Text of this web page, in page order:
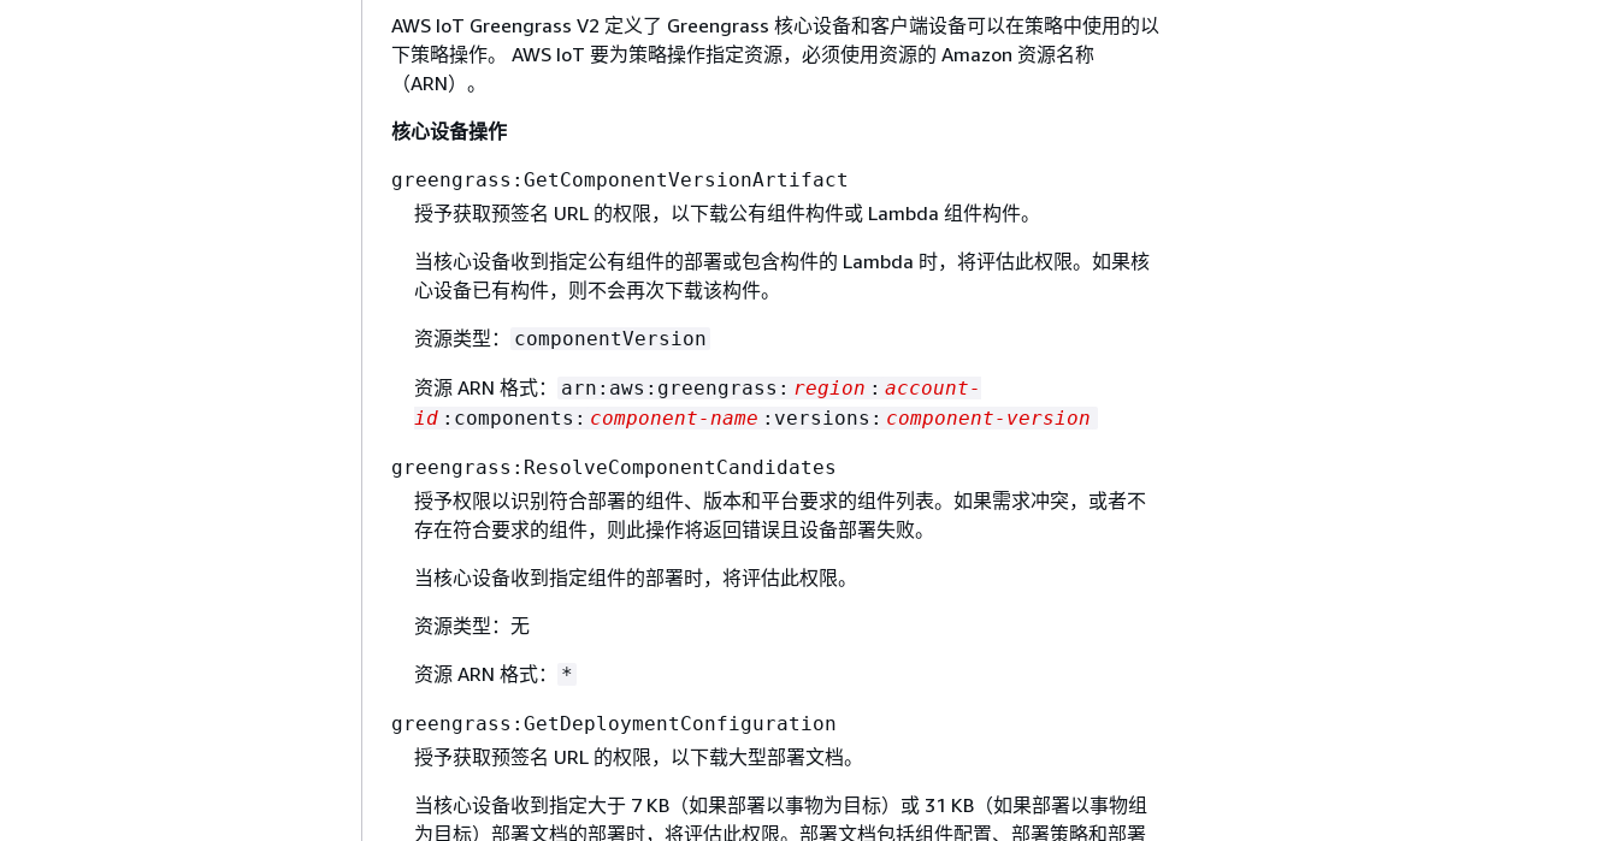
AWS IoT Greengrass V2 定义了 Greengrass 核心设备和客户端设备可以在策略中使用的以
下策略操作。 AWS IoT 要为策略操作指定资源，必须使用资源的 Amazon 资源名称
（ARN）。
核心设备操作
greengrass:GetComponentVersionArtifact
授予获取预签名 URL 的权限，以下载公有组件构件或 Lambda 组件构件。
当核心设备收到指定公有组件的部署或包含构件的 Lambda 时，将评估此权限。如果核
心设备已有构件，则不会再次下载该构件。
资源类型：
componentVersion
资源 ARN 格式： arn:aws:greengrass: region : account-
id :components: component-name :versions: component-version
greengrass:ResolveComponentCandidates
授予权限以识别符合部署的组件、版本和平台要求的组件列表。如果需求冲突，或者不
存在符合要求的组件，则此操作将返回错误且设备部署失败。
当核心设备收到指定组件的部署时，将评估此权限。
资源类型：无
资源 ARN 格式：
*
greengrass:GetDeploymentConfiguration
授予获取预签名 URL 的权限，以下载大型部署文档。
当核心设备收到指定大于 7 KB（如果部署以事物为目标）或 31 KB（如果部署以事物组
为目标）部署文档的部署时，将评估此权限。部署文档包括组件配置、部署策略和部署